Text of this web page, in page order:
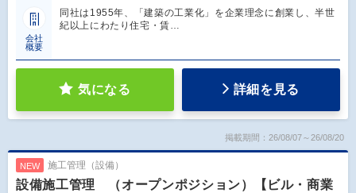
会社
概要
同社は1955年、「建築の工業化」を企業理念に創業し、半世
紀以上にわたり住宅・賃…
気になる 詳細を見る
掲載期間：26/08/07～26/08/20
NEW 施工管理（設備）
設備施工管理 （オープンポジション）【ビル・商業